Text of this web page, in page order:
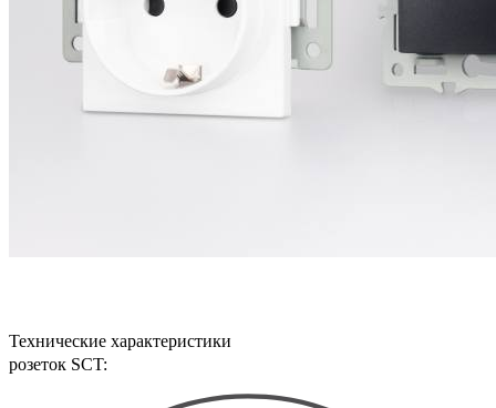
Технические характеристики
розеток SCT: